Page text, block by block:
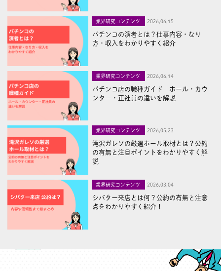
業界研究コンテンツ 2026,06,15
パチンコの演者とは？仕事内容・なり
方・収入をわかりやすく紹介
業界研究コンテンツ 2026,06,14
パチンコ店の職種ガイド｜ホール・カウ
ンター・正社員の違いを解説
業界研究コンテンツ 2026,05,23
滝沢ガレソの厳選ホール取材とは？公約
の有無と注目ポイントをわかりやすく解
説
業界研究コンテンツ 2026,03,04
シバター来店とは何？公約の有無と注意
点をわかりやすく紹介！